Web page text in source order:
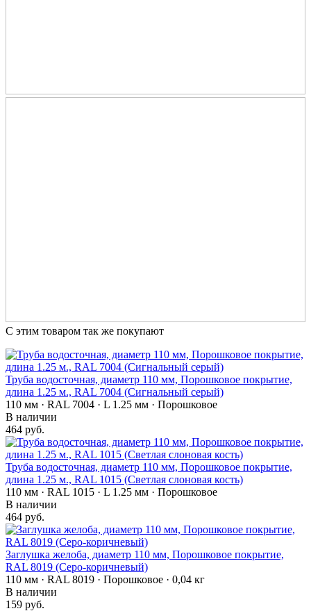
С этим товаром так же покупают
Труба водосточная, диаметр 110 мм, Порошковое покрытие,
длина 1.25 м., RAL 7004 (Сигнальный серый)
110 мм · RAL 7004 · L 1.25 мм · Порошковое
В наличии
464 руб.
Труба водосточная, диаметр 110 мм, Порошковое покрытие,
длина 1.25 м., RAL 1015 (Светлая слоновая кость)
110 мм · RAL 1015 · L 1.25 мм · Порошковое
В наличии
464 руб.
Заглушка желоба, диаметр 110 мм, Порошковое покрытие,
RAL 8019 (Серо-коричневый)
110 мм · RAL 8019 · Порошковое · 0,04 кг
В наличии
159 руб.